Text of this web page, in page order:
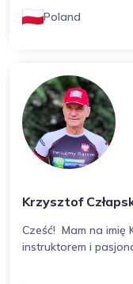
Poland
Krzysztof
Cześć! Mam na imię
instruktorem i